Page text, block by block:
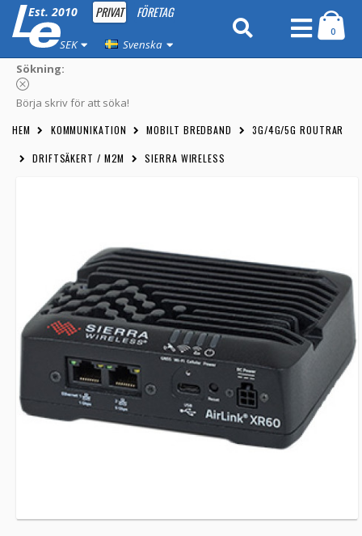
Est. 2010 PRIVAT FÖRETAG
SEK Svenska
0
Sökning:
Börja skriv för att söka!
HEM KOMMUNIKATION MOBILT BREDBAND 3G/4G/5G ROUTRAR
DRIFTSÄKERT / M2M SIERRA WIRELESS